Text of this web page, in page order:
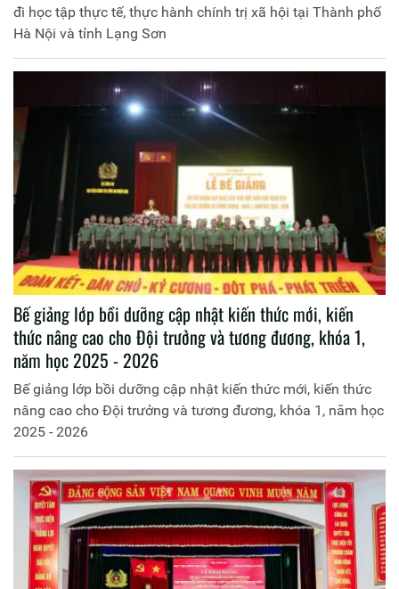
đi học tập thực tế, thực hành chính trị xã hội tại Thành phố
Hà Nội và tỉnh Lạng Sơn
Bế giảng lớp bồi dưỡng cập nhật kiến thức mới, kiến
thức nâng cao cho Đội trưởng và tương đương, khóa 1,
năm học 2025 - 2026
Bế giảng lớp bồi dưỡng cập nhật kiến thức mới, kiến thức
nâng cao cho Đội trưởng và tương đương, khóa 1, năm học
2025 - 2026